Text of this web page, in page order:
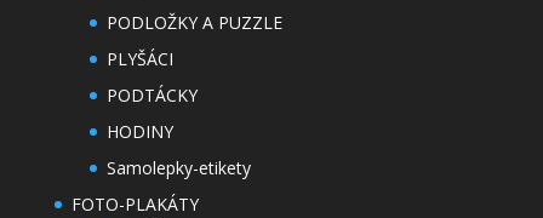
PODLOŽKY A PUZZLE
PLYŠÁCI
PODTÁCKY
HODINY
Samolepky-etikety
FOTO-PLAKÁTY